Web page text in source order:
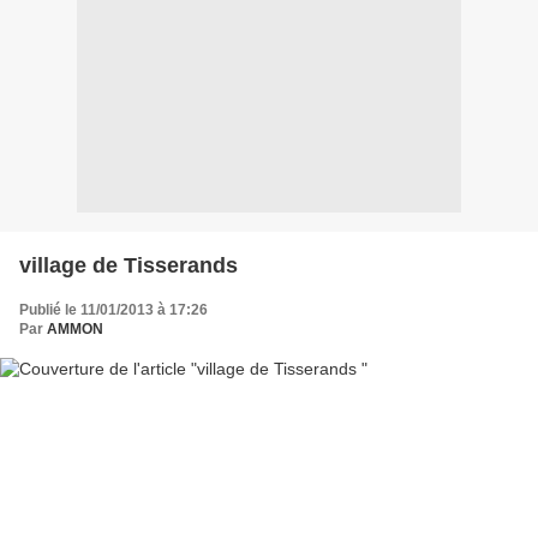
village de Tisserands
Publié le 11/01/2013 à 17:26
Par AMMON